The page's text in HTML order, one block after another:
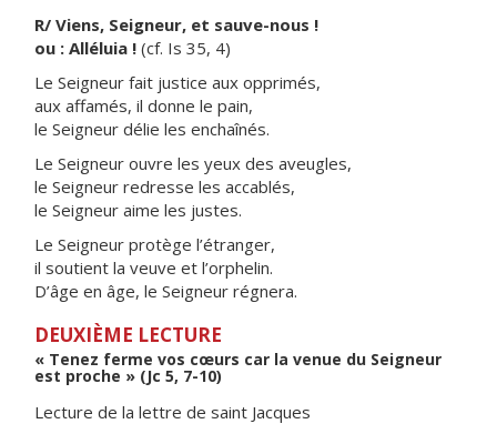
R/ Viens, Seigneur, et sauve-nous !
ou : Alléluia ! (cf. Is 35, 4)
Le Seigneur fait justice aux opprimés,
aux affamés, il donne le pain,
le Seigneur délie les enchaînés.
Le Seigneur ouvre les yeux des aveugles,
le Seigneur redresse les accablés,
le Seigneur aime les justes.
Le Seigneur protège l’étranger,
il soutient la veuve et l’orphelin.
D’âge en âge, le Seigneur régnera.
DEUXIÈME LECTURE
« Tenez ferme vos cœurs car la venue du Seigneur
est proche » (Jc 5, 7-10)
Lecture de la lettre de saint Jacques